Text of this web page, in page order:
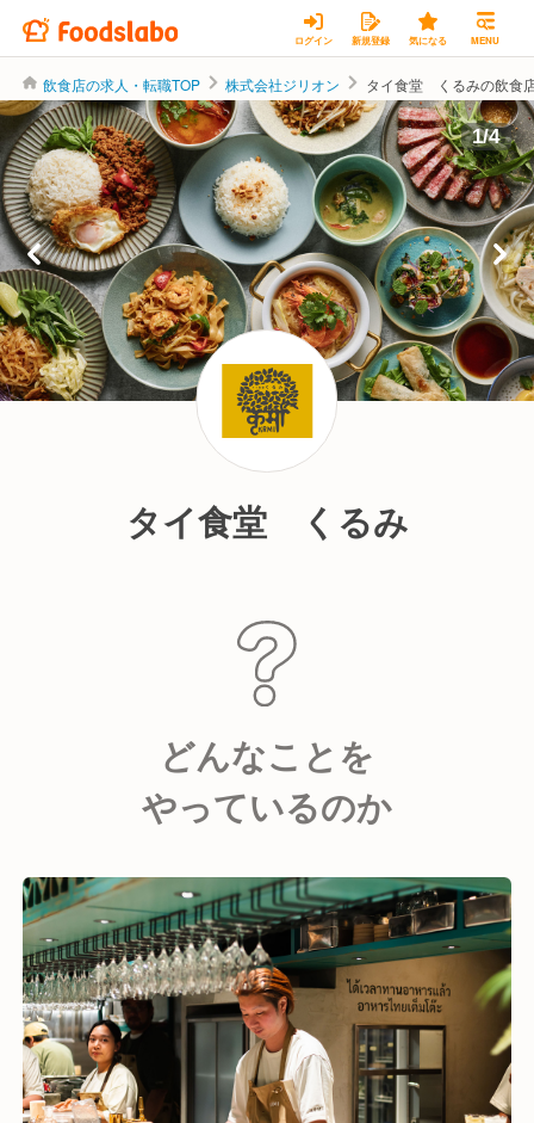
ログイン 新規登録 気になる MENU
飲食店の求人・転職TOP 株式会社ジリオン タイ食堂 くるみの飲食
株式会社ジリオン 1/4
タイ食堂 くるみ
どんなことを
やっているのか